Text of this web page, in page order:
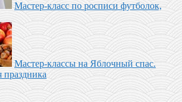
Мастер-класс по росписи футболок,
Мастер-классы на Яблочный спас.
праздника